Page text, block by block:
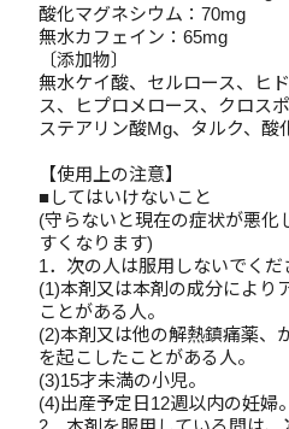
酸化マグネシウム：70mg
無水カフェイン：65mg
〔添加物〕
無水ケイ酸、セルロース、ヒ
ス、ヒプロメロース、クロス
ステアリン酸Mg、タルク、酸
【使用上の注意】
■してはいけないこと
(守らないと現在の症状が悪化
すくなります)
1．次の人は服用しないでくだ
(1)本剤又は本剤の成分により
ことがある人。
(2)本剤又は他の解熱鎮痛薬、
を起こしたことがある人。
(3)15才未満の小児。
(4)出産予定日12週以内の妊婦。